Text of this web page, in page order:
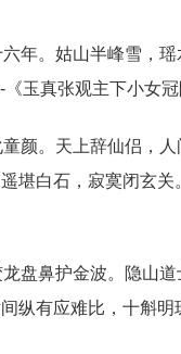
年。姑山半峰雪，
玉真张观主下小女冠
颜。天上辞仙侣，
堪白石，寂寞闭玄
盘鼻护金波。隐山
纵有应难比，十斛明